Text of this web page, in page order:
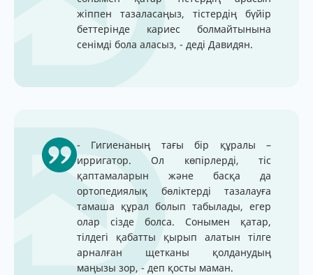
жіппен тазаласаңыз, тістердің бүйір
беттерінде кариес болмайтынына
сенімді бола аласыз, - деді Давидян.
- Гигиенаның тағы бір құралы –
ирригатор. Ол көпірлерді, тіс
қаптамаларын және басқа да
ортопедиялық бөліктерді тазалауға
тамаша құрал болып табылады, егер
олар сізде болса. Сонымен қатар,
тілдегі қабатты қырып алатын тілге
арналған щетканы қолданудың
маңызы зор, - деп қосты маман.